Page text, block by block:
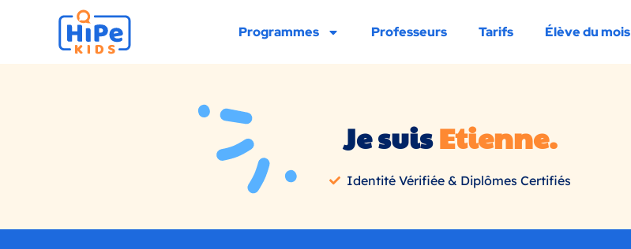
Programmes Professeurs Tarifs Élève du mois
Je suisEtienne.
Identité Vérifiée & Diplômes Certifiés